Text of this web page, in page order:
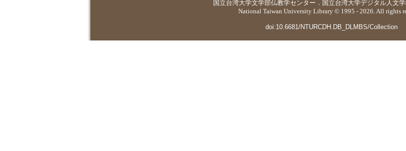
国立台湾大学文学部仏教学センター ． 国立台湾大学デジタル人文
National Taiwan University Library © 1995 - 2026. All rights
doi:10.6681/NTURCDH.DB_DLMBS/Collection